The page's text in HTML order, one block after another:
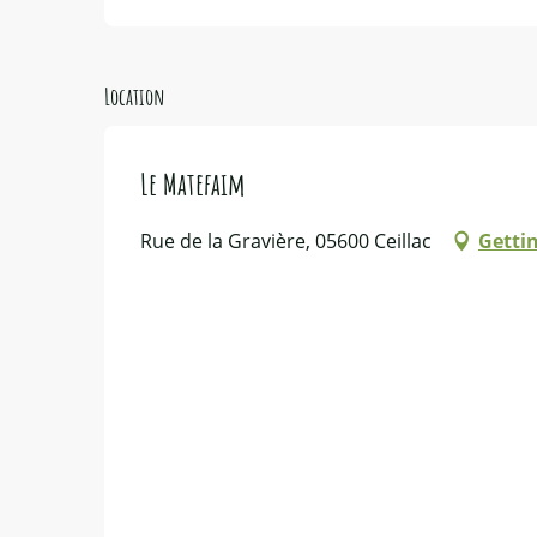
Location
Le Matefaim
Rue de la Gravière, 05600 Ceillac